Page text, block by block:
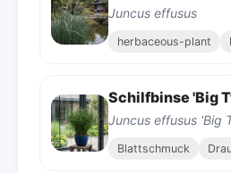
Juncus effusus
herbaceous-plant
Schilfbinse 'Big
Juncus effusus 'Big
Blattschmuck